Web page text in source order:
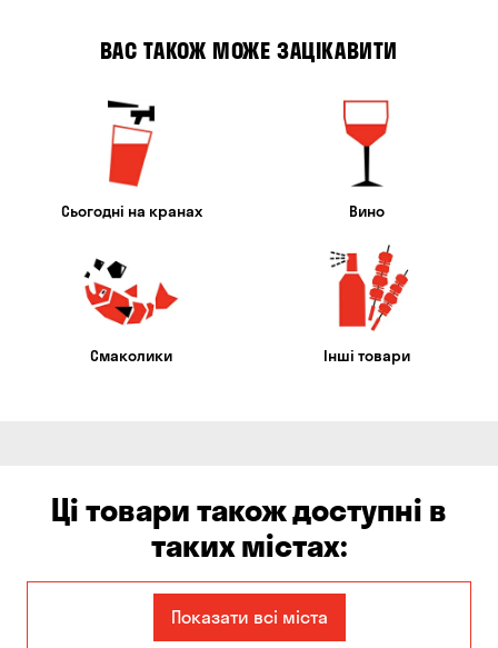
ВАС ТАКОЖ МОЖЕ ЗАЦІКАВИТИ
Сьогодні на кранах Вино
Смаколики Інші товари
Ці товари також доступні в
таких містах:
Показати всі міста